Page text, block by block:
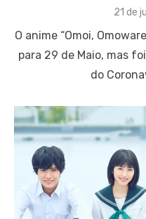
Posted
21 de
O anime “Omoi,
para 29 de Maio, mas
do